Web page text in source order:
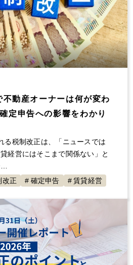
節税
法人化
強制執行
確定申告書類
保険
自主管理
継承 夜逃げ
東京ルール
大家の会
家賃
1年目
セミナー登壇
賃貸経営
青色申告
新聞 トラブル
ゴミ屋敷
料 損害賠償
償却
プ相談会 管理会社
動産オーナーは何が変わ
定申告への影響をわかり
る税制改正は、「ニュースでは
経営にはそこまで関係ない」と
改正 確定申告 賃貸経営